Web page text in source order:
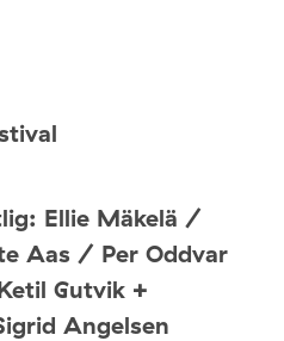
Ellie Mäkelä /
Aas / Per Oddvar
Gutvik +
Angelsen